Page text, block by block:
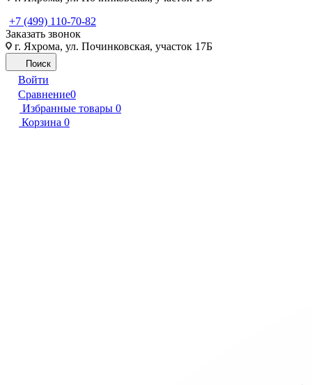
+7 (499) 110-70-82
Заказать звонок
г. Яхрома, ул. Починковская, участок 17Б
Поиск
Войти
Сравнение0
Избранные товары 0
Корзина 0